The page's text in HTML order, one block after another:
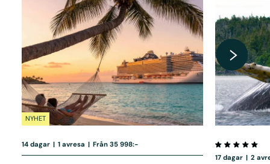
NYHET
14 dagar | 1 avresa | Från 35 998:-
17 dagar | 2